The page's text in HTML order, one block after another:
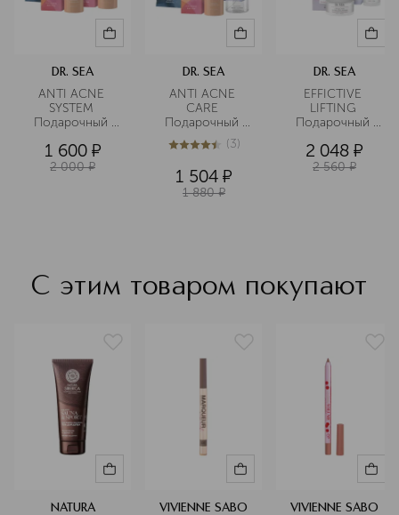
DR. SEA
ANTI ACNE
SYSTEM
Подарочный
1 600 ¤
2 000 ¤
DR. SEA
ANTI ACNE
CARE
Подарочный
4.4из53 (3)
1 504 ¤
1 880 ¤
DR. SEA
EFFICTIVE
LIFTING
Подарочный
2 048 ¤
2 560 ¤
С этим товаром покупают
NATURA
VIVIENNE SABO VIVIENNE SABO